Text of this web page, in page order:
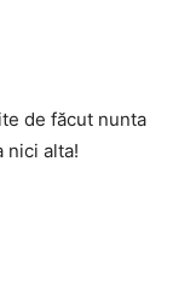
de făcut nunta
nici alta!